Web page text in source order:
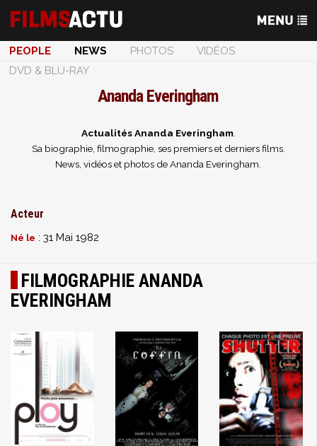
PEOPLE NEWS PHOTOS
VIDÉOS
DVD & BLU-RAY
Ananda Everingham
Actualités Ananda Everingham.
Sa biographie, filmographie, ses premiers et derniers films.
News, vidéos et photos de Ananda Everingham.
Acteur
Né le : 31 Mai 1982
FILMOGRAPHIE ANANDA
EVERINGHAM